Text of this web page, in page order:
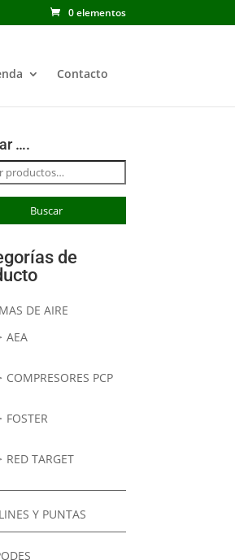
0 elementos
Contacto
….
Buscar
de
DE AIRE
AEA
COMPRESORES PCP
FOSTER
RED TARGET
Y PUNTAS